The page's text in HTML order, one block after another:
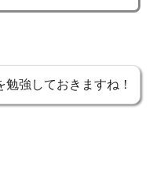
強しておきますね！